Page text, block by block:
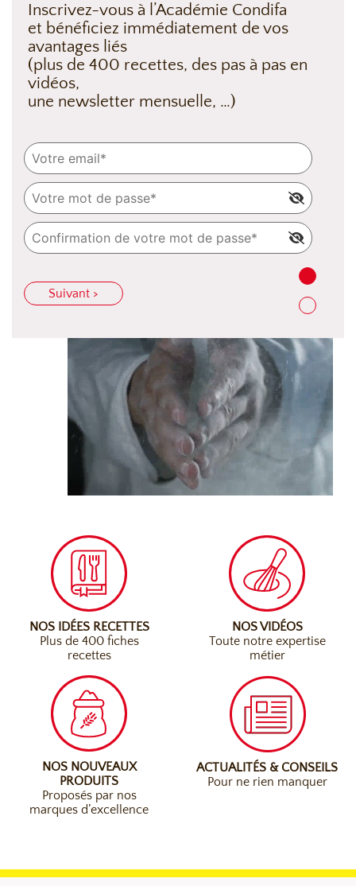
Inscrivez-vous à l’Académie Condifa
et bénéficiez immédiatement de vos
avantages liés
(plus de 400 recettes, des pas à pas en
vidéos,
une newsletter mensuelle, …)
Suivant >
NOS IDÉES RECETTES
Plus de 400 fiches
recettes
NOS VIDÉOS
Toute notre expertise
métier
NOS NOUVEAUX
PRODUITS
Proposés par nos
marques d’excellence
ACTUALITÉS & CONSEILS
Pour ne rien manquer